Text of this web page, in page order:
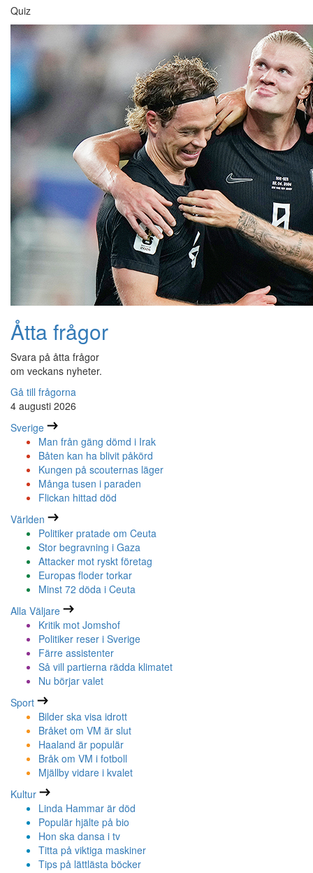
Quiz
Åtta frågor
Svara på åtta frågor
om veckans nyheter.
Gå till frågorna
4 augusti 2026
Sverige
Man från gäng dömd i Irak
Båten kan ha blivit påkörd
Kungen på scouternas läger
Många tusen i paraden
Flickan hittad död
Världen
Politiker pratade om Ceuta
Stor begravning i Gaza
Attacker mot ryskt företag
Europas floder torkar
Minst 72 döda i Ceuta
Alla Väljare
Kritik mot Jomshof
Politiker reser i Sverige
Färre assistenter
Så vill partierna rädda klimatet
Nu börjar valet
Sport
Bilder ska visa idrott
Bråket om VM är slut
Haaland är populär
Bråk om VM i fotboll
Mjällby vidare i kvalet
Kultur
Linda Hammar är död
Populär hjälte på bio
Hon ska dansa i tv
Titta på viktiga maskiner
Tips på lättlästa böcker